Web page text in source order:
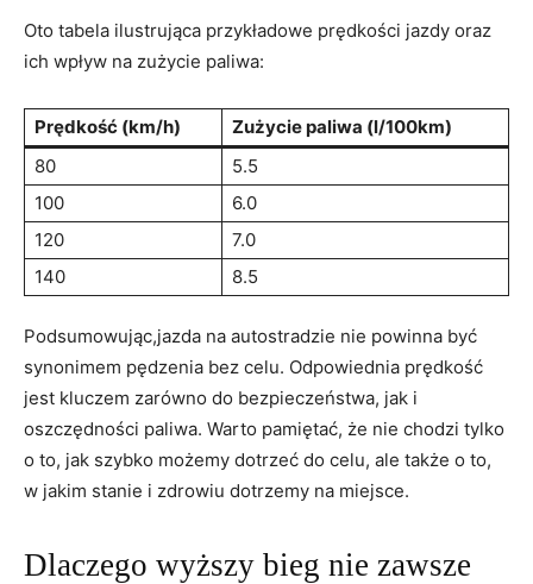
Oto tabela ilustrująca przykładowe prędkości jazdy oraz
ich wpływ na zużycie paliwa:
Prędkość (km/h)
Zużycie paliwa (l/100km)
80
5.5
100
6.0
120
7.0
140
8.5
Podsumowując,jazda na autostradzie nie powinna być
synonimem pędzenia bez celu. Odpowiednia prędkość
jest kluczem zarówno do bezpieczeństwa, jak i
oszczędności paliwa. Warto pamiętać, że nie chodzi tylko
o to, jak szybko możemy dotrzeć do celu, ale także o to,
w jakim stanie i zdrowiu dotrzemy na miejsce.
Dlaczego wyższy bieg nie zawsze